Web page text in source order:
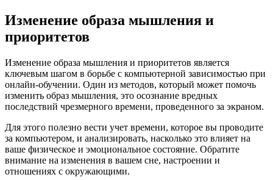
Изменение образа мышления и
приоритетов
Изменение образа мышления и приоритетов является
ключевым шагом в борьбе с компьютерной зависимостью при
онлайн-обучении. Один из методов, который может помочь
изменить образ мышления, это осознание вредных
последствий чрезмерного времени, проведенного за экраном.
Для этого полезно вести учет времени, которое вы проводите
за компьютером, и анализировать, насколько это влияет на
ваше физическое и эмоциональное состояние. Обратите
внимание на изменения в вашем сне, настроении и
отношениях с окружающими.